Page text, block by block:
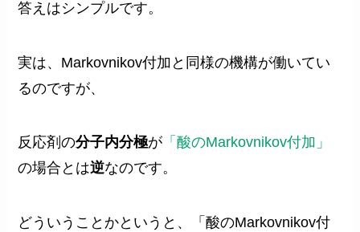
答えはシンプルです。
実は、Markovnikov付加と同様の機構が働いてい
るのですが、
反応剤の分子内分極が 「酸のMarkovnikov付加」
の場合とは逆なのです。
どういうことかというと、「酸のMarkovnikov付